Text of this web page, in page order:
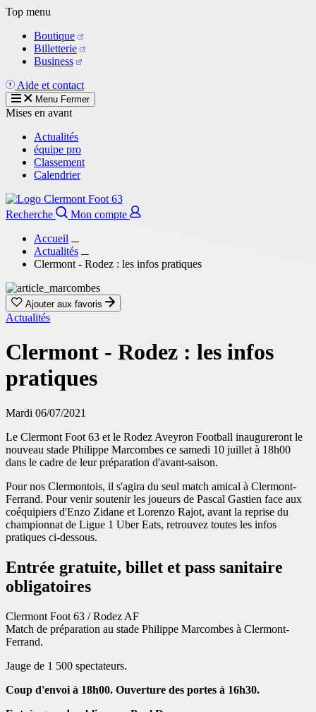
Aller
contenu
principal
Top menu
Boutique
Billetterie
Business
Aide et contact
Menu Fermer
Mises en avant
Actualités
équipe pro
Classement
Calendrier
Recherche
Mon compte
Accueil
Actualités
Clermont - Rodez : les infos pratiques
Ajouter aux favoris
Actualités
Clermont - Rodez : les infos
pratiques
Mardi 06/07/2021
Le Clermont Foot 63 et le Rodez Aveyron Football inaugureront le
nouveau stade Philippe Marcombes ce samedi 10 juillet à 18h00
dans le cadre de leur préparation d'avant-saison.
Pour nos Clermontois, il s'agira du seul match amical à Clermont-
Ferrand. Pour venir soutenir les joueurs de Pascal Gastien face aux
coéquipiers d'Enzo Zidane et Lorenzo Rajot, avant la reprise du
championnat de Ligue 1 Uber Eats, retrouvez toutes les infos
pratiques ci-dessous.
Entrée gratuite, billet et pass sanitaire
obligatoires
Clermont Foot 63 / Rodez AF
Match de préparation au stade Philippe Marcombes à Clermont-
Ferrand.
Jauge de 1 500 spectateurs.
Coup d'envoi à 18h00. Ouverture des portes à 16h30.